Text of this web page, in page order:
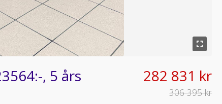
, 5 års
282 831 kr
306 395 kr